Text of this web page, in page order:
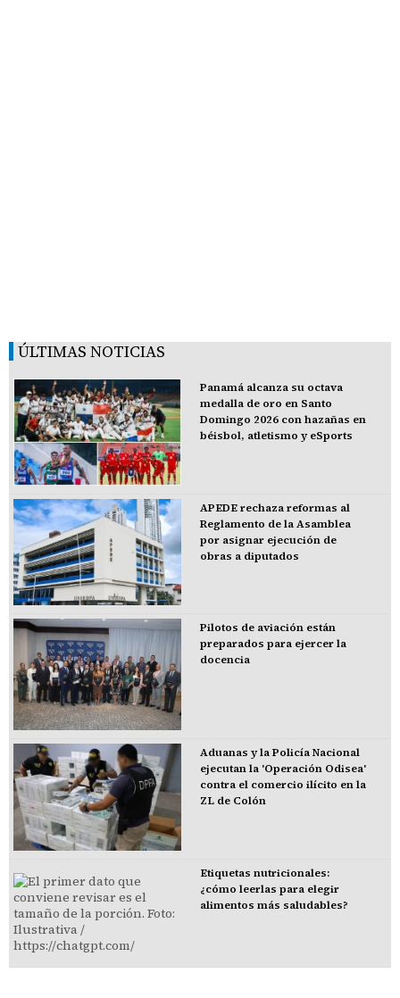
ÚLTIMAS NOTICIAS
Panamá alcanza su octava
medalla de oro en Santo
Domingo 2026 con hazañas en
béisbol, atletismo y eSports
APEDE rechaza reformas al
Reglamento de la Asamblea
por asignar ejecución de
obras a diputados
Pilotos de aviación están
preparados para ejercer la
docencia
Aduanas y la Policía Nacional
ejecutan la 'Operación Odisea'
contra el comercio ilícito en la
ZL de Colón
Etiquetas nutricionales:
¿cómo leerlas para elegir
alimentos más saludables?